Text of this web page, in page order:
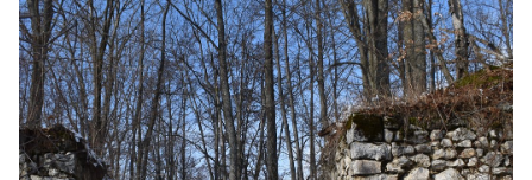
Deň Slnka opäť v Litterre!
1. máj bude patriť Slnku, hviezdam a
výnimočnému podujatiu! V priestoroch múzea
Litterra v Revúcej si pripomenieme už druhé